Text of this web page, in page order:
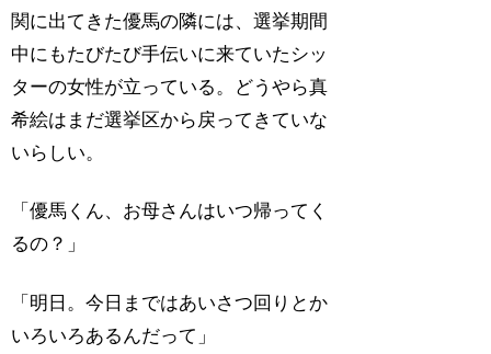
関に出てきた優馬の隣には、選挙期間
中にもたびたび手伝いに来ていたシッ
ターの女性が立っている。どうやら真
希絵はまだ選挙区から戻ってきていな
いらしい。
「優馬くん、お母さんはいつ帰ってく
るの？」
「明日。今日まではあいさつ回りとか
いろいろあるんだって」